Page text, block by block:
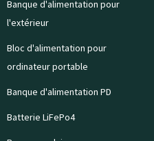
Banque d'alimentation pour
l'extérieur
Bloc d'alimentation pour
ordinateur portable
Banque d'alimentation PD
Batterie LiFePo4